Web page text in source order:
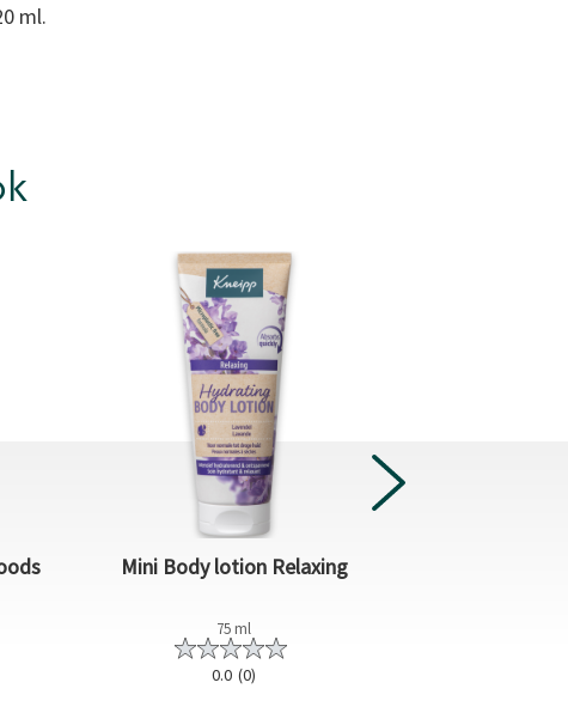
ml.
Mini Body lotion Relaxing
75 ml
0.0 (0)